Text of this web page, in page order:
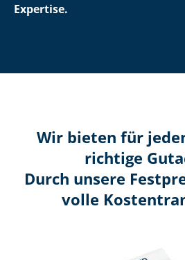
Expertise.
Wir bieten für
richtige
Durch unsere
volle